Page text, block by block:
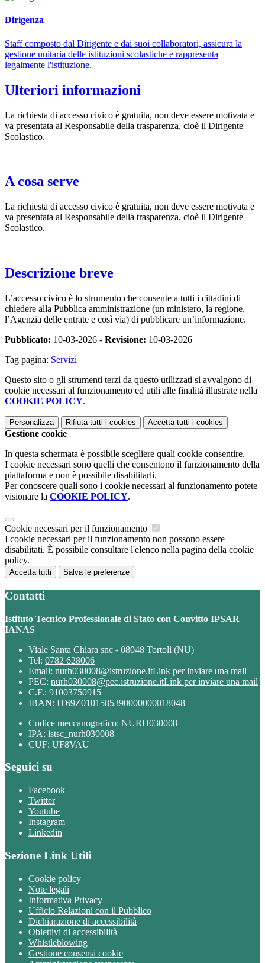
Dirigenza
Staff composto dal Dirigente e dai suoi collaboratori, assicura la
gestione unitaria delle istituzioni scolastiche e rappresenta
legalmente l'istituzione.
Ulteriori informazioni
La richiesta di accesso civico è gratuita, non deve essere motivata e
va presentata al Responsabile della trasparenza, cioè il Dirigente
Scolastico.
A cosa serve
La richiesta di accesso civico è gratuita, non deve essere motivata e
va presentata al Responsabile della trasparenza, cioè il Dirigente
Scolastico.
Descrizione breve
L’accesso civico è lo strumento che consente a tutti i cittadini di
chiedere alla Pubblica amministrazione (un ministero, la regione,
l’Agenzia delle entrate e così via) di pubblicare un’informazione.
Pubblicato: 10-03-2026 - Revisione: 10-03-2026
Tag pagina: Servizi
Questo sito o gli strumenti terzi da questo utilizzati si avvalgono di
cookie necessari al funzionamento ed utili alle finalità illustrate nella
COOKIE POLICY.
Personalizza Rifiuta tutti i cookies Accetta tutti i cookies
Gestione cookie
In questa schermata è possibile scegliere quali cookie consentire.
I cookie necessari sono quelli che consentono il funzionamento della
piattaforma e non è possibile disabilitarli.
Per conoscere quali sono i cookie necessari al funzionamento potete
visionare la COOKIE POLICY.
Cookie necessari per il funzionamento
I cookie necessari per il funzionamento non possono essere
disabilitati. È possibile consultare l'elenco nella pagina della cookie
policy.
Accetta tutti Salva le preferenze
Contatti
Istituto Tecnico Professionale di Stato con Convitto IPSAR
IANAS
Viale Santa Chiara snc - 08048 Tortolì (NU)
Tel: 0782 628006
Email: nurh030008@istruzione.itLink per inviare una mail
PEC: nurh030008@pec.istruzione.itLink per inviare una mail
C.F.: 91003750915
IBAN: IT69Z0101585390000000018048
Codice meccanografico: NURH030008
IPA: istsc_nurh030008
CUF: UF8VAU
Seguici su
Facebook
Twitter
Youtube
Instagram
Linkedin
Sezione Link Utili
Cookie policy
Note legali
Informativa Privacy
Ufficio Relazioni con il Pubblico
Dichiarazione di accessibilità
Obiettivi di accessibilità
Whistleblowing
Gestione consensi cookie